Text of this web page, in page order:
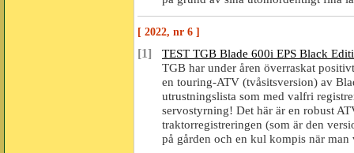
[ 2022, nr 6 ]
[1]
TEST TGB Blade 600i EPS Black
TGB har under åren överraskat
en touring-ATV (tvåsitsversion) av
utrustningslista som med valfri
servostyrning! Det här är en robust
traktorregistreringen (som är den
på gården och en kul kompis när